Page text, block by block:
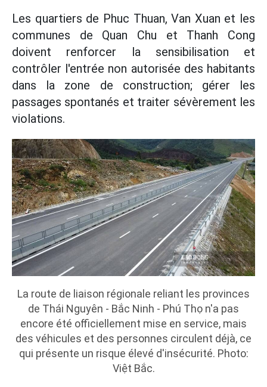
Les quartiers de Phuc Thuan, Van Xuan et les
communes de Quan Chu et Thanh Cong
doivent renforcer la sensibilisation et
contrôler l'entrée non autorisée des habitants
dans la zone de construction; gérer les
passages spontanés et traiter sévèrement les
violations.
La route de liaison régionale reliant les provinces
de Thái Nguyên - Bắc Ninh - Phú Thọ n'a pas
encore été officiellement mise en service, mais
des véhicules et des personnes circulent déjà, ce
qui présente un risque élevé d'insécurité. Photo:
Việt Bắc.